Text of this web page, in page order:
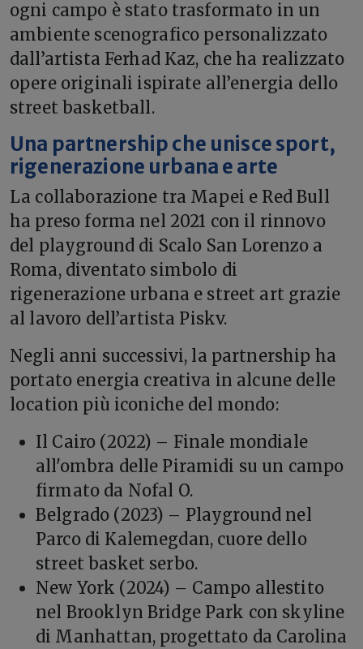
ogni campo è stato trasformato in un
ambiente scenografico personalizzato
dall’artista Ferhad Kaz, che ha realizzato
opere originali ispirate all’energia dello
street basketball.
Una partnership che unisce sport,
rigenerazione urbana e arte
La collaborazione tra Mapei e Red Bull
ha preso forma nel 2021 con il rinnovo
del playground di Scalo San Lorenzo a
Roma, diventato simbolo di
rigenerazione urbana e street art grazie
al lavoro dell’artista Piskv.
Negli anni successivi, la partnership ha
portato energia creativa in alcune delle
location più iconiche del mondo:
Il Cairo (2022) – Finale mondiale
all'ombra delle Piramidi su un campo
firmato da Nofal O.
Belgrado (2023) – Playground nel
Parco di Kalemegdan, cuore dello
street basket serbo.
New York (2024) – Campo allestito
nel Brooklyn Bridge Park con skyline
di Manhattan, progettato da Carolina